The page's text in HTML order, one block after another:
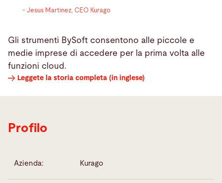
- Jesus Martinez, CEO Kurago
Gli strumenti BySoft consentono alle piccole e
medie imprese di accedere per la prima volta alle
funzioni cloud.
Leggete la storia completa (in inglese)
Profilo
Azienda: Kurago